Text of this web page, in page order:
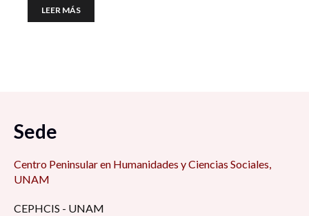
LEER MÁS
Sede
Centro Peninsular en Humanidades y Ciencias Sociales,
UNAM
CEPHCIS - UNAM